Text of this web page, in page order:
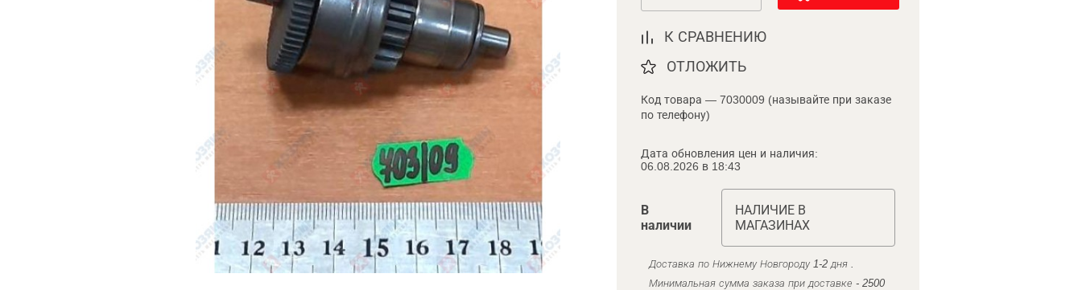
К СРАВНЕНИЮ
ОТЛОЖИТЬ
Код товара — 7030009 (называйте при заказе
по телефону)
Дата обновления цен и наличия:
06.08.2026 в 18:43
В
наличии
НАЛИЧИЕ В
МАГАЗИНАХ
Доставка по Нижнему Новгороду 1-2 дня .
Минимальная сумма заказа при доставке - 2500